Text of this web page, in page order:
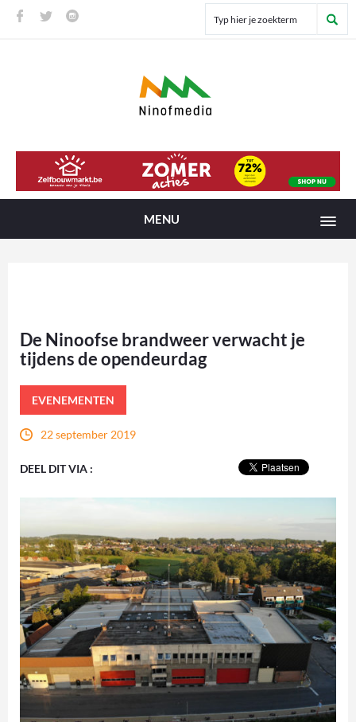
MENU
De Ninoofse brandweer verwacht je
tijdens de opendeurdag
EVENEMENTEN
22 september 2019
DEEL DIT VIA :